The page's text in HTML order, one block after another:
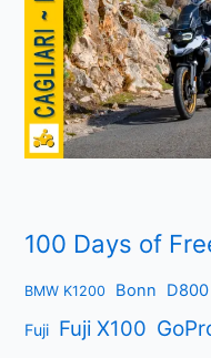
100 Days of
BMW K1200 Bonn D800
Fuji Fuji X100